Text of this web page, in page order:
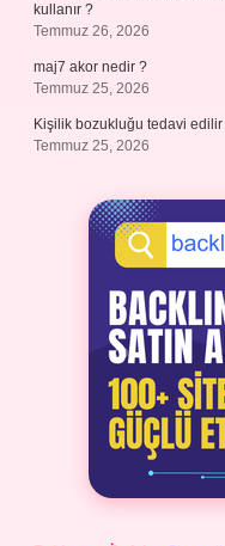
kullanır ?
Temmuz 26, 2026
maj7 akor nedir ?
Temmuz 25, 2026
Kişilik bozukluğu tedavi edilir
Temmuz 25, 2026